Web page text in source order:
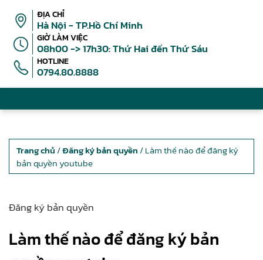
ĐỊA CHỈ
Hà Nội - TP.Hồ Chí Minh
GIỜ LÀM VIỆC
08h00 -> 17h30: Thứ Hai đến Thứ Sáu
HOTLINE
0794.80.8888
Trang chủ /Đăng ký bản quyền / Làm thế nào để đăng ký
bản quyền youtube
Đăng ký bản quyền
Làm thế nào để đăng ký bản